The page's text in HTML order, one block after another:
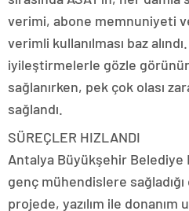
verimi, abone memnuniyeti
verimli kullanılması baz
iyileştirmelerle gözle görünür
sağlanırken, pek çok olası
sağlandı.
SÜREÇLER HIZLANDI
Antalya Büyükşehir Belediye
genç mühendislere
projede, yazılım ile donanım